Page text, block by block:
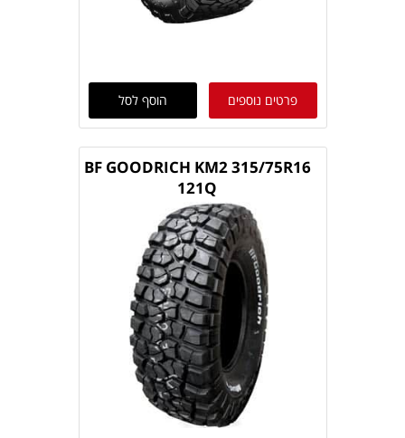
פרטים נוספים הוסף לסל
BF GOODRICH KM2 315/75R16
121Q